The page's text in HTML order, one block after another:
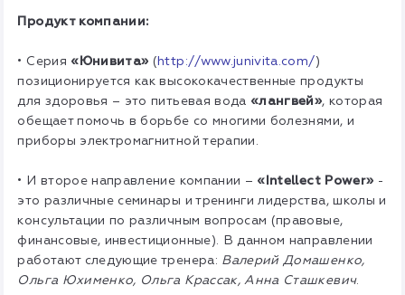
Продукт компании:
• Серия «Юнивита» (http://www.junivita.com/)
позиционируется как высококачественные продукты
для здоровья – это питьевая вода «лангвей», которая
обещает помочь в борьбе со многими болезнями, и
приборы электромагнитной терапии.
• И второе направление компании – «Intellect Power» -
это различные семинары и тренинги лидерства, школы и
консультации по различным вопросам (правовые,
финансовые, инвестиционные). В данном направлении
работают следующие тренера: Валерий Домашенко,
Ольга Юхименко, Ольга Крассак, Анна Сташкевич.